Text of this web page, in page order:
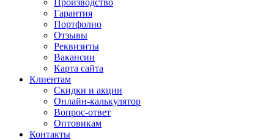
Производство
Гарантия
Портфолио
Отзывы
Реквизиты
Вакансии
Карта сайта
Клиентам
Скидки и акции
Онлайн-калькулятор
Вопрос-ответ
Оптовикам
Контакты